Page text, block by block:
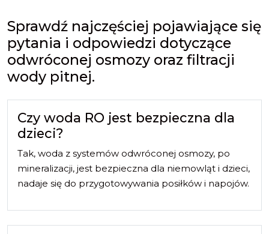
Sprawdź najczęściej pojawiające się
pytania i odpowiedzi dotyczące
odwróconej osmozy oraz filtracji
wody pitnej.
Czy woda RO jest bezpieczna dla
dzieci?
Tak, woda z systemów odwróconej osmozy, po
mineralizacji, jest bezpieczna dla niemowląt i dzieci,
nadaje się do przygotowywania posiłków i napojów.